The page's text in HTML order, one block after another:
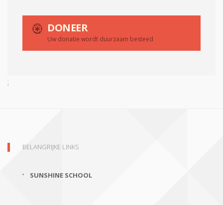
DONEER
Uw donatie wordt duurzaam besteed
;
BELANGRIJKE LINKS
SUNSHINE SCHOOL